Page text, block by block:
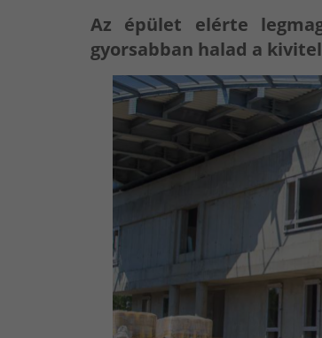
Az épület elérte
gyorsabban halad a